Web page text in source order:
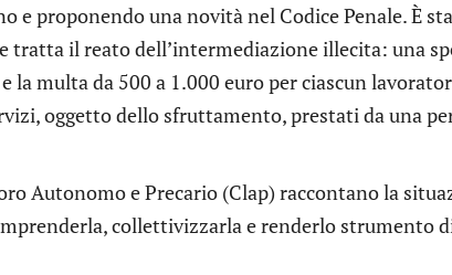
e proponendo una novità nel Codice Penale. È
tratta il reato dell’intermediazione illecita: una
la multa da 500 a 1.000 euro per ciascun
oggetto dello sfruttamento, prestati da una
Autonomo e Precario (Clap) raccontano la
collettivizzarla e renderlo strumento